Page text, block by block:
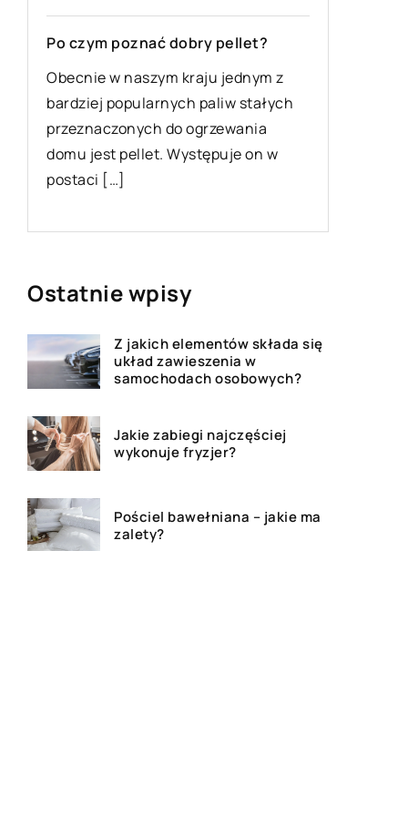
Po czym poznać dobry pellet?
Obecnie w naszym kraju jednym z
bardziej popularnych paliw stałych
przeznaczonych do ogrzewania
domu jest pellet. Występuje on w
postaci […]
Ostatnie wpisy
Z jakich elementów składa się
układ zawieszenia w
samochodach osobowych?
Jakie zabiegi najczęściej
wykonuje fryzjer?
Pościel bawełniana – jakie ma
zalety?